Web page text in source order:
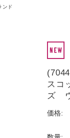
ンド
スコ
ズ
価格: